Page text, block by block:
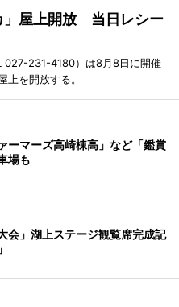
」屋上開放 当日レシー
027-231-4180）は8月8日に開催
上を開放する。
ーマーズ高崎棟高」など「鑑賞
場も
会」湖上ステージ観覧席完成記